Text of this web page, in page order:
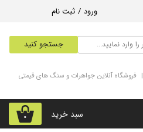
جستجو کنید
ورود / ثبت نام
۰ سبد خرید
| فروشگاه آنلاین جواهرات و سنگ های قیمتی